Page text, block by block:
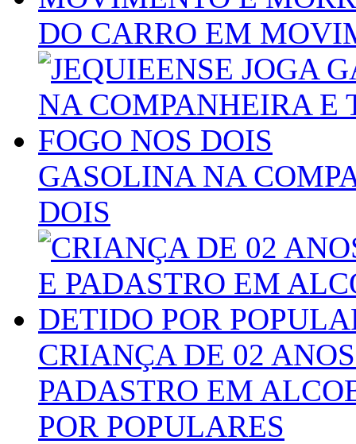
DO CARRO EM
GASOLINA NA
DOIS
CRIANÇA DE 02
PADASTRO EM
POR POPULARES